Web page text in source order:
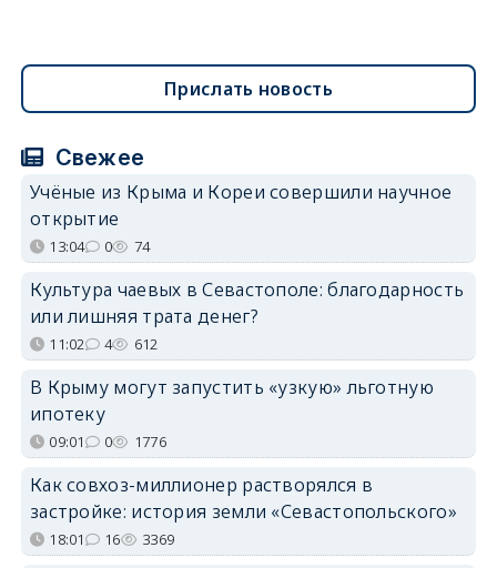
Прислать новость
Свежее
Учёные из Крыма и Кореи совершили научное
открытие
13:04 0 74
Культура чаевых в Севастополе: благодарность
или лишняя трата денег?
11:02 4 612
В Крыму могут запустить «узкую» льготную
ипотеку
09:01 0 1776
Как совхоз-миллионер растворялся в
застройке: история земли «Севастопольского»
18:01 16 3369